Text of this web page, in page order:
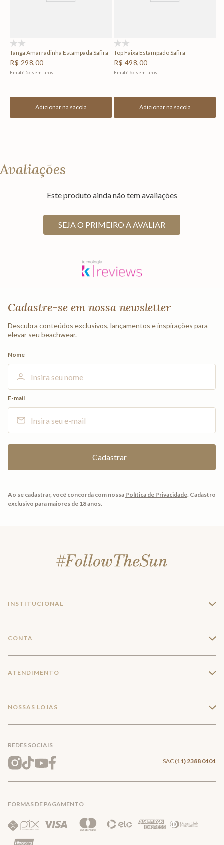
Tanga Amarradinha Estampada Safira
R$ 298,00
Em até 5x sem juros
Adicionar na sacola
Top Faixa Estampado Safira
R$ 498,00
Em até 6x sem juros
Adicionar na sacola
Avaliações
Este produto ainda não tem avaliações
SEJA O PRIMEIRO A AVALIAR
Cadastre-se em nossa newsletter
Descubra conteúdos exclusivos, lançamentos e inspirações para
elevar seu beachwear.
Nome
E-mail
Ao se cadastrar, você concorda com nossa Política de Privacidade. Cadastro
exclusivo para maiores de 18 anos.
INSTITUCIONAL +
Trabalhe conosco
Mapa do Site
CONTA +
Meus pedidos
Wishlist
ATENDIMENTO +
Entrega e Frete
Trocas e Devoluções
Política de Privacidade
NOSSAS LOJAS +
REDES SOCIAIS
SAC (11) 2388 0404
FORMAS DE PAGAMENTO